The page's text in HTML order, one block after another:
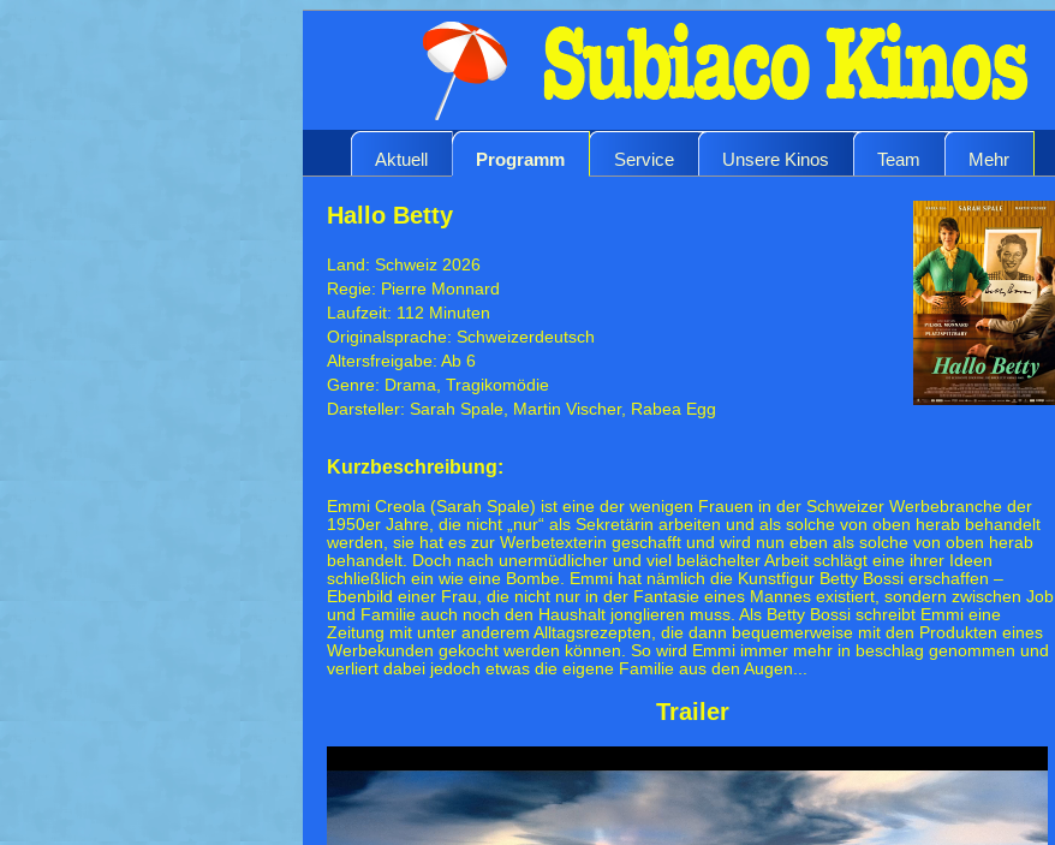
Aktuell Programm Service Unsere Kinos Team Mehr
Hallo Betty
Land: Schweiz 2026
Regie: Pierre Monnard
Laufzeit: 112 Minuten
Originalsprache: Schweizerdeutsch
Altersfreigabe: Ab 6
Genre: Drama, Tragikomödie
Darsteller: Sarah Spale, Martin Vischer, Rabea Egg
Kurzbeschreibung:
Emmi Creola (Sarah Spale) ist eine der wenigen Frauen in der Schweizer Werbebranche der
1950er Jahre, die nicht „nur“ als Sekretärin arbeiten und als solche von oben herab behandelt
werden, sie hat es zur Werbetexterin geschafft und wird nun eben als solche von oben herab
behandelt. Doch nach unermüdlicher und viel belächelter Arbeit schlägt eine ihrer Ideen
schließlich ein wie eine Bombe. Emmi hat nämlich die Kunstfigur Betty Bossi erschaffen –
Ebenbild einer Frau, die nicht nur in der Fantasie eines Mannes existiert, sondern zwischen Job
und Familie auch noch den Haushalt jonglieren muss. Als Betty Bossi schreibt Emmi eine
Zeitung mit unter anderem Alltagsrezepten, die dann bequemerweise mit den Produkten eines
Werbekunden gekocht werden können. So wird Emmi immer mehr in beschlag genommen und
verliert dabei jedoch etwas die eigene Familie aus den Augen...
Trailer